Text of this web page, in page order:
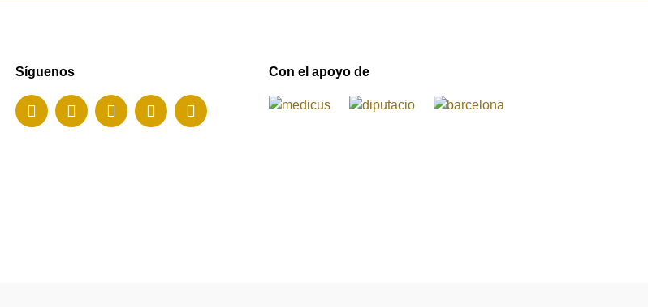
Síguenos Con el apoyo de